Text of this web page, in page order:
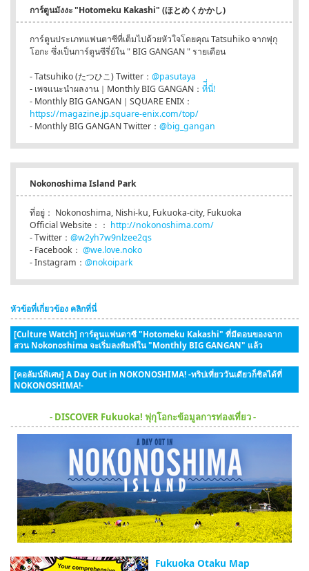
การ์ตูนมังงะ "Hotomeku Kakashi" (ほとめくかかし)
การ์ตูนประเภทแฟนตาซีที่เต็มไปด้วยหัวใจโดยคุณ Tatsuhiko จากฟุกุ
โอกะ ซึ่งเป็นการ์ตูนซีรี่ย์ใน " BIG GANGAN " รายเดือน
- Tatsuhiko (たつひこ) Twitter： @pasutaya
- เพจแนะนำผลงาน｜Monthly BIG GANGAN： ที่ี่นี่!
- Monthly BIG GANGAN｜SQUARE ENIX：
https://magazine.jp.square-enix.com/top/
- Monthly BIG GANGAN Twitter： @big_gangan
Nokonoshima Island Park
ที่อยู่： Nokonoshima, Nishi-ku, Fukuoka-city, Fukuoka
Official Website：： http://nokonoshima.com/
- Twitter： @w2yh7w9nlzee2qs
- Facebook： @we.love.noko
- Instagram： @nokoipark
หัวข้อที่เกี่ยวข้อง คลิกที่นี่
[Culture Watch] การ์ตูนแฟนตาซี "Hotomeku Kakashi" ที่มีตอนของฉาก
สวน Nokonoshima จะเริ่มลงพิมพ์ใน "Monthly BIG GANGAN" แล้ว
[คอลัมน์พิเศษ] A Day Out in NOKONOSHIMA! -ทริปเที่ยววันเดียวก็ชิลได้ที่
NOKONOSHIMA!-
- DISCOVER Fukuoka! ฟุกุโอกะข้อมูลการท่องเที่ยว -
Fukuoka Otaku Map